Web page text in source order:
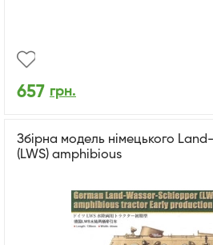
657 грн.
Збірна модель німецького
(LWS) amphibious